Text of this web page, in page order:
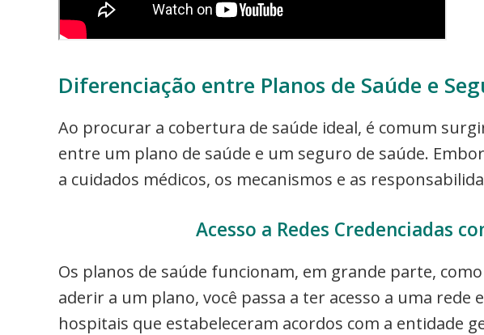
Diferenciação entre Planos de Saúde e
Ao procurar a cobertura de saúde ideal, é comum
entre um plano de saúde e um seguro de saúde.
a cuidados médicos, os mecanismos e as
Acesso a Redes Credenciadas
Os planos de saúde funcionam, em grande parte,
aderir a um plano, você passa a ter acesso a uma rede
hospitais que estabeleceram acordos com a entidade